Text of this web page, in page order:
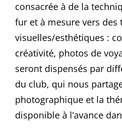
consacrée à de la
fur et à mesure vers des
visuelles/esthétiques :
créativité, photos de
seront dispensés par
du club, qui nous
photographique et la
disponible à l’avance